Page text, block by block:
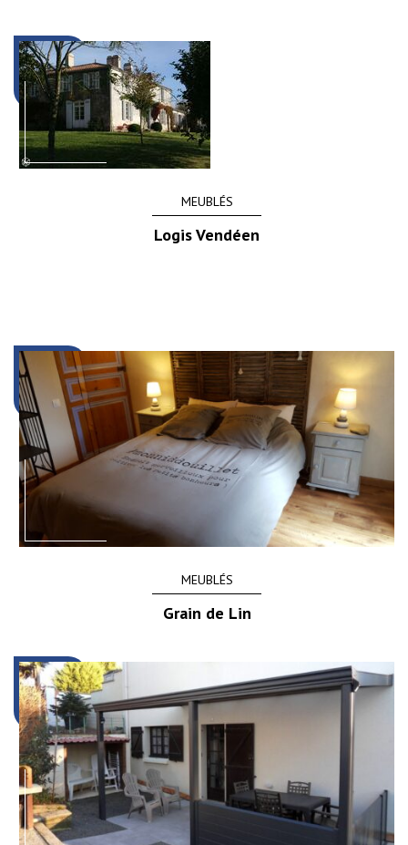
MEUBLÉS
Logis Vendéen
MEUBLÉS
Grain de Lin